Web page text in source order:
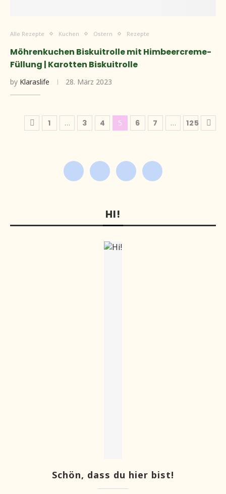
Alle Rezepte Kuchen Ostern Rezepte
Möhrenkuchen Biskuitrolle mit Himbeercreme-
Füllung | Karotten Biskuitrolle
by Klaraslife 28. März 2023
1 … 3 4 5 6 7 … 125
HI!
Schön, dass du hier bist!